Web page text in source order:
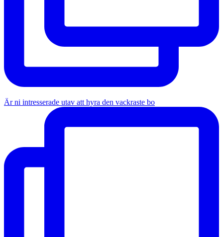
Är ni intresserade utav att hyra den vackraste bo